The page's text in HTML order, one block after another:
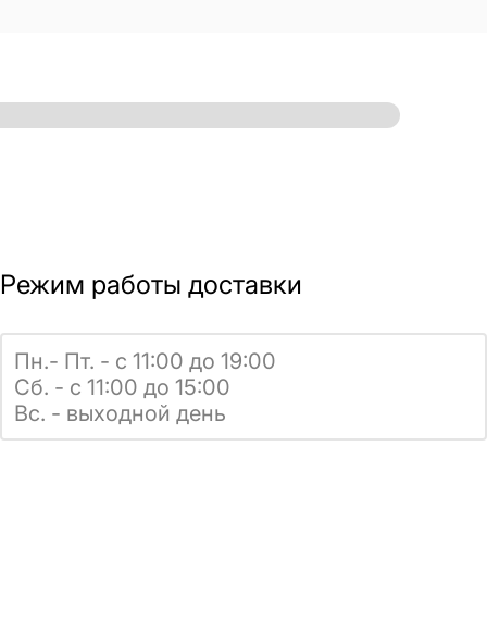
Режим работы доставки
Пн.- Пт. - с 11:00 до 19:00
Сб. - с 11:00 до 15:00
Вс. - выходной день